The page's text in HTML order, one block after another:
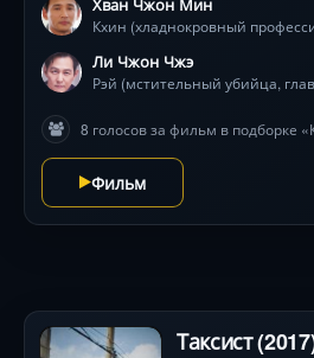
шагу. Звезды корейского кино
Джон Джэ создают
противостояния, а режиссер
зрителя в вихрь брутальных
меняет правила игры, а
становится испытанием на
Кхин (хладнокровный
Ли Чжон Чжэ
Рэй (мстительный убийца,
8 голосов за фильм в подборке
Фильм
Таксист